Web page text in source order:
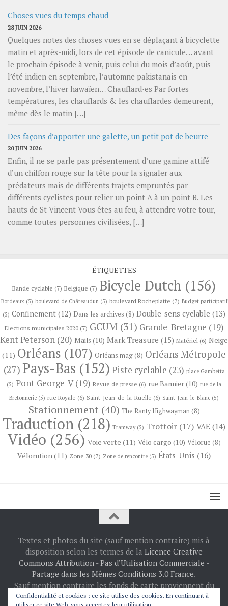
Choses vues du temps chaud
28 JUIN 2026
Quelques notes des choses vues en se déplaçant à bicyclette
matin et après-midi, lors de cet épisode de canicule… avant
le prochain épisode à venir, puis celui du mois d’août, puis
l’été indien en septembre, l’automne pakistanais en
novembre, l’hiver hawaïen… Chauffard⋅es Par fortes
températures, les chauffards & les chauffardes demeurent,
même dès le matin […]
Des façons d’apporter une galette, un petit pot de beurre
20 JUIN 2026
Enfin, il ne se parle pas présentement d’une gamine attifé
d’un chiffon rouge sur la tête pour la signaler aux
prédateurs mais de différents trajets empruntés par
différents cyclistes pour relier un point A à un point B. Les
hauts de St Vincent Vous êtes au feu, à attendre votre tour,
comme toutes personnes civilisées, […]
ÉTIQUETTES
Bande cyclable (7) Belgique (7) Bicycle Dutch (156)
Bordeaux (5) boulevard de Châteaudun (5) boulevard Rocheplatte (7) Budget participatif
(5) Confinement (12) Dans les archives (8) Double-sens cyclable (13)
Elections municipales 2020(7) GCUM (31) Grande-Bretagne (19)
Kent Peterson (20) Mails (10) Mark Treasure (15) Matériel (6) Neige
(11) Orléans (107) Orléans.mag (8) Orléans Métropole
(27) Pays-Bas (152) Piste cyclable (23) place Gambetta
(5) Pont George-V(19) Revue de presse (6) rue Bannier(10) rue de la
Bretonnerie (5) rue Royale (6) Saint-Jean-de-la-Ruelle (6) Saint-Jean-le-Blanc (5)
Stationnement (40) The Ranty Highwayman(8)
Traduction (218) Tramway(5) Trottoir (17) VAE (14)
Vidéo (256) Voie verte (11) Vélo cargo (10) Vélorue (8)
Vélorution (11) Zone 30 (7) Zone de rencontre (5) États-Unis (16)
Textes et photos du site (sauf mention contraire) mis à
disposition selon les termes de la Licence Creative
Commons Attribution - Pas d’Utilisation Commerciale -
Partage dans les Mêmes Conditions 3.0 France.
Sauf mention contraire les fonds de carte proviennent du
projetOpenStreetMap: © les contributeurs
Confidentialité et cookies : ce site utilise des cookies. En continuant à